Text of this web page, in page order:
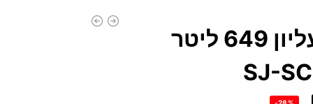
מקרר מקפיא עליון 649 ליטר
-28%